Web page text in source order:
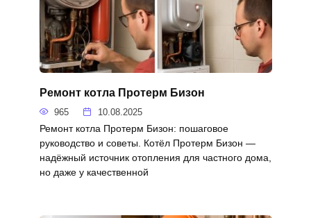
Ремонт котла Протерм Бизон
965 10.08.2025
Ремонт котла Протерм Бизон: пошаговое
руководство и советы. Котёл Протерм Бизон —
надёжный источник отопления для частного дома,
но даже у качественной